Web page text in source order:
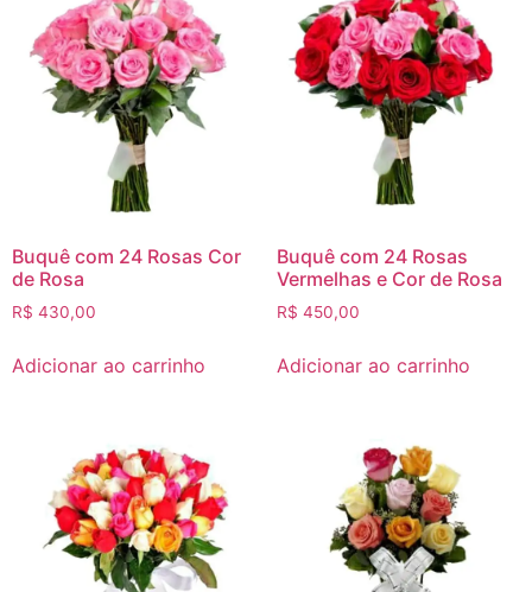
Buquê com 24 Rosas Cor
de Rosa
R$ 430,00
Adicionar ao carrinho
Buquê com 24 Rosas
Vermelhas e Cor de Rosa
R$ 450,00
Adicionar ao carrinho